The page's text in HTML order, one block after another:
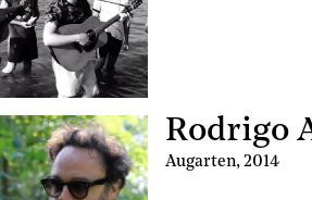
Rodrigo
Augarten,2014